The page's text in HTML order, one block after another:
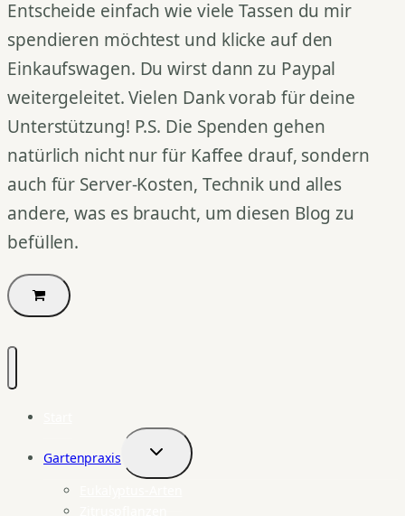
Entscheide einfach wie viele Tassen du mir
spendieren möchtest und klicke auf den
Einkaufswagen. Du wirst dann zu Paypal
weitergeleitet. Vielen Dank vorab für deine
Unterstützung! P.S. Die Spenden gehen
natürlich nicht nur für Kaffee drauf, sondern
auch für Server-Kosten, Technik und alles
andere, was es braucht, um diesen Blog zu
befüllen.
Gartenpraxis
Untermenü
umschalten